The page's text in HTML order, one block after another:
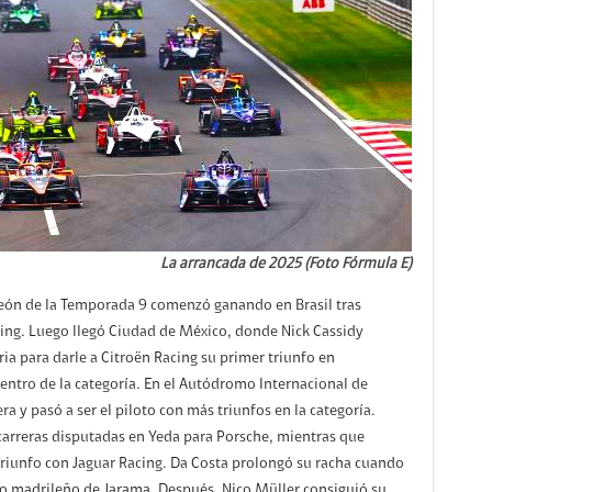
La arrancada de 2025 (Foto Fórmula E)
de la Temporada 9 comenzó ganando en Brasil tras
Luego llegó Ciudad de México, donde Nick Cassidy
para darle a Citroën Racing su primer triunfo en
de la categoría. En el Autódromo Internacional de
y pasó a ser el piloto con más triunfos en la categoría.
disputadas en Yeda para Porsche, mientras que
con Jaguar Racing. Da Costa prolongó su racha cuando